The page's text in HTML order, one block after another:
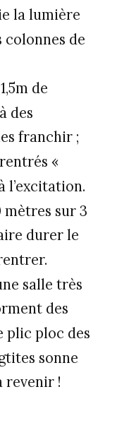
la lumière
colonnes de
de
des
franchir ;
«
l’excitation.
mètres sur 3
durer le
salle très
des
plic ploc des
sonne
revenir !